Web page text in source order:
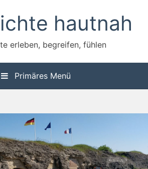
hautnah
erleben, begreifen, fühlen
Primäres Menü